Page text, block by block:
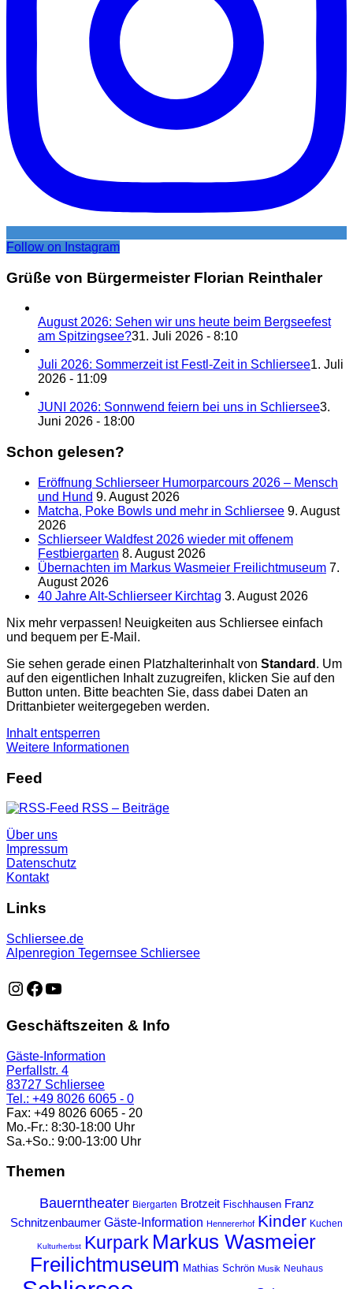
Follow on Instagram
Grüße von Bürgermeister Florian Reinthaler
August 2026: Sehen wir uns heute beim Bergseefest
am Spitzingsee?31. Juli 2026 - 8:10
Juli 2026: Sommerzeit ist Festl-Zeit in Schliersee1. Juli
2026 - 11:09
JUNI 2026: Sonnwend feiern bei uns in Schliersee3.
Juni 2026 - 18:00
Schon gelesen?
Eröffnung Schlierseer Humorparcours 2026 – Mensch
und Hund 9. August 2026
Matcha, Poke Bowls und mehr in Schliersee 9. August
2026
Schlierseer Waldfest 2026 wieder mit offenem
Festbiergarten 8. August 2026
Übernachten im Markus Wasmeier Freilichtmuseum 7.
August 2026
40 Jahre Alt-Schlierseer Kirchtag 3. August 2026
Nix mehr verpassen! Neuigkeiten aus Schliersee einfach
und bequem per E-Mail.
Sie sehen gerade einen Platzhalterinhalt von Standard . Um
auf den eigentlichen Inhalt zuzugreifen, klicken Sie auf den
Button unten. Bitte beachten Sie, dass dabei Daten an
Drittanbieter weitergegeben werden.
Inhalt entsperren
Weitere Informationen
Feed
RSS – Beiträge
Über uns
Impressum
Datenschutz
Kontakt
Links
Schliersee.de
Alpenregion Tegernsee Schliersee
https://www.instagram.com/
https://www.facebook.com/schliersee
https://music.youtube.com/
Geschäftszeiten & Info
Gäste-Information
Perfallstr. 4
83727 Schliersee
Tel.: +49 8026 6065 - 0
Fax: +49 8026 6065 - 20
Mo.-Fr.: 8:30-18:00 Uhr
Sa.+So.: 9:00-13:00 Uhr
Themen
Bauerntheater Biergarten Brotzeit Fischhausen Franz
Schnitzenbaumer Gäste-Information Hennererhof Kinder Kuchen
Kulturherbst Kurpark Markus Wasmeier
Freilichtmuseum Mathias Schrön Musik Neuhaus